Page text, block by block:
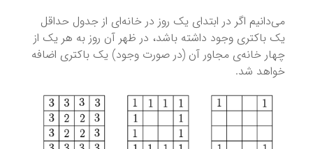
می‌دانیم اگر در ابتدای یک روز در خانه‌ای از جدول حداقل
یک باکتری وجود داشته باشد، در ظهر آن روز به هر یک از
چهار خانه‌ی مجاور آن (در صورت وجود) یک باکتری اضافه
خواهد شد.